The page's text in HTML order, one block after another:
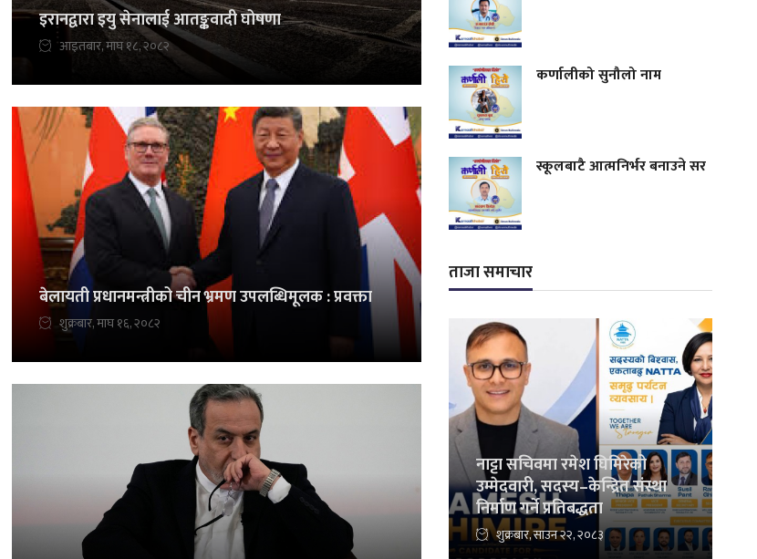
इरानद्वारा इयु सेनालाई आतङ्कवादी घोषणा
आइतबार, माघ १८, २०८२
बेलायती प्रधानमन्त्रीको चीन भ्रमण उपलब्धिमूलक : प्रवक्ता
शुक्रबार, माघ १६, २०८२
कर्णालीको सुनौलो नाम
स्कूलबाटै आत्मनिर्भर बनाउने सर
ताजा समाचार
नाट्टा सचिवमा रमेश घिमिरेको
उम्मेदवारी, सदस्य–केन्द्रित संस्था
निर्माण गर्ने प्रतिबद्धता
शुक्रबार, साउन २२, २०८३